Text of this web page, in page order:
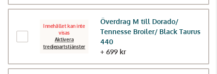
Innehållet kan inte
visas
Aktivera
tredjepartstjänster
Överdrag M till Dorado/
Tennesse Broiler/ Black Taurus
440
+ 699 kr